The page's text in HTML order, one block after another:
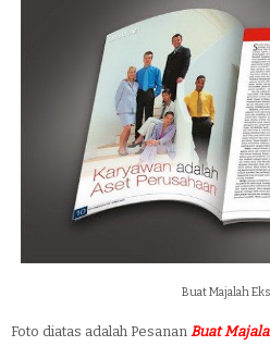
Buat Majalah
Foto diatas adalah Pesanan Buat